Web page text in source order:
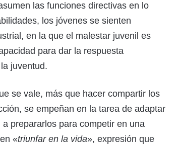
las funciones directivas en lo
los jóvenes se sienten
en la que el malestar juvenil es
para dar la respuesta
juventud.
se vale, más que hacer compartir los
se empeñan en la tarea de adaptar
prepararlos para competir en una
«triunfar en la vida», expresión que